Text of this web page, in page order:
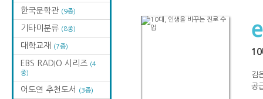
한국문학관 (9종)
기타미분류 (8종)
대학교재 (7종)
EBS RADIO 시리즈 (4
종)
어도연 추천도서 (3종)
10
김
공